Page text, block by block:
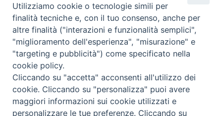
Calendario Appuntamenti
<< Ago 2026 >>
l m m g v s
d
27
28
3
4 5 6 7 8
9
10
11 12 13 14 15
Utilizziamo cookie o tecnologie simili per
finalità tecniche e, con il tuo consenso, anche per
altre finalità ("interazioni e funzionalità semplici",
"miglioramento dell'esperienza", "misurazione" e
"targeting e pubblicità") come specificato nella
cookie policy.
Cliccando su "accetta" acconsenti all'utilizzo dei
cookie. Cliccando su "personalizza" puoi avere
maggiori informazioni sui cookie utilizzati e
personalizzare le tue preferenze. Cliccando su